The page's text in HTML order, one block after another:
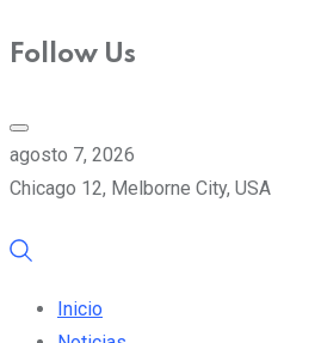
Follow Us
agosto 7, 2026
Chicago 12, Melborne City, USA
Inicio